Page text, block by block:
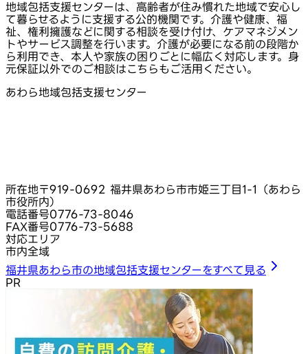
地域包括支援センターは、高齢者が住み慣れた地域で安心し
て暮らせるように支援する公的機関です。介護や健康、福
祉、権利擁護などに関する相談を受け付け、ケアマネジメン
トやサービス調整を行います。介護が必要になる前の段階か
ら利用でき、本人や家族の困りごとに幅広く対応します。身
元保証以外でのご相談はこちらもご活用ください。
あわら地域包括支援センター
所在地〒919-0692 福井県あわら市市姫三丁目1-1（あわら
市役所内）
電話番号0776-73-8046
FAX番号0776-73-5688
対応エリア
市内全域
福井県あわら市の地域包括支援センターをすべて見る
PR